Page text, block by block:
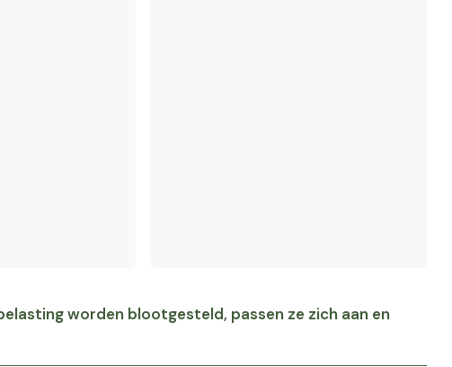
worden blootgesteld, passen ze zich aan en